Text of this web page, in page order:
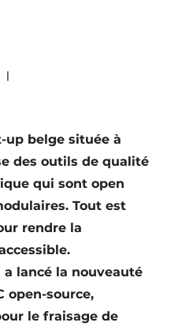
up belge située à
des outils de qualité
qui sont open
Tout est
rendre la
lancé la nouveauté
open-source,
le fraisage de